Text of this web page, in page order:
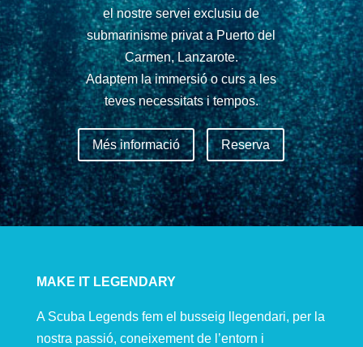
el nostre servei exclusiu de
submarinisme privat a Puerto del
Carmen, Lanzarote.
Adaptem la immersió o curs a les
teves necessitats i tempos.
Més informació Reserva
MAKE IT LEGENDARY
A Scuba Legends fem el busseig llegendari, per la
nostra passió, coneixement de l’entorn i